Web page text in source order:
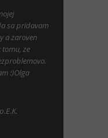
sa pridavam
a zaroven
ze
:)Olga